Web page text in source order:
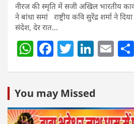
नीरज की स्मृति में सजी अखिल भारतीय
ने बांधा समां राष्ट्रीय कवि सुरेंद्र शर्मा ने
संदेश, देर रात…
W
s
A
F
e
b
T
er
Li
e
dI
E
You may Missed